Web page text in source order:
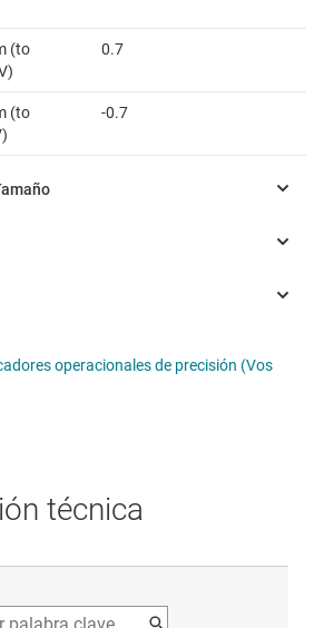
(to
0.7
(to
-0.7
operacionales de precisión (Vos
técnica